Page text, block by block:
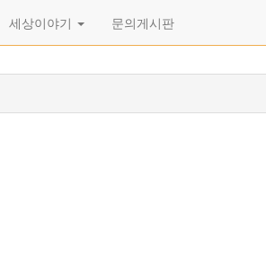
세상이야기 문의게시판